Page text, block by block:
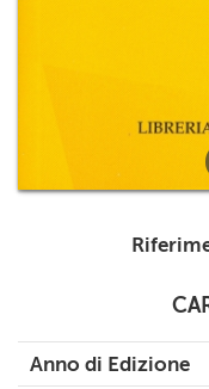
Anno di Edizione